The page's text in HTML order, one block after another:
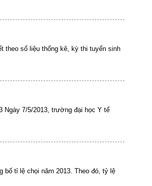
theo số liệu thống kê, kỳ thi tuyển sinh
Ngày 7/5/2013, trường đại học Y tế
bố tỉ lệ chọi năm 2013. Theo đó, tỷ lệ